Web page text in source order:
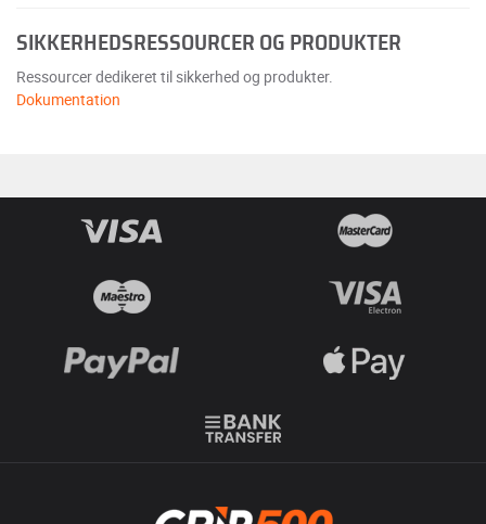
SIKKERHEDSRESSOURCER OG PRODUKTER
Ressourcer dedikeret til sikkerhed og produkter.
Dokumentation